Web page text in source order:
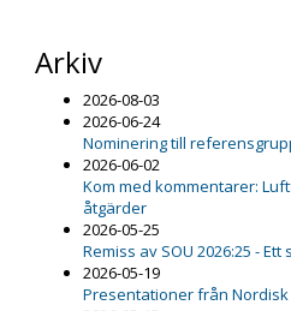
Arkiv
2026-08-03
2026-06-24
Nominering till
2026-06-02
Kom med kommentarer:
åtgärder
2026-05-25
Remiss av SOU 2026:25 -
2026-05-19
Presentationer från